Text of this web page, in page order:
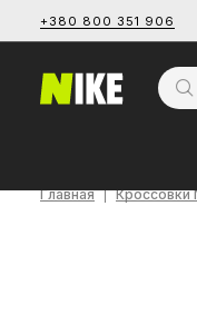
+380 800 351 906
Главная Кроссовки